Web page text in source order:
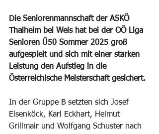
Die Seniorenmannschaft der ASKÖ
Thalheim bei Wels hat bei der OÖ Liga
Senioren Ü50 Sommer 2025 groß
aufgespielt und sich mit einer starken
Leistung den Aufstieg in die
Österreichische Meisterschaft gesichert.
In der Gruppe B setzten sich Josef
Eisenköck, Karl Eckhart, Helmut
Grillmair und Wolfgang Schuster nach